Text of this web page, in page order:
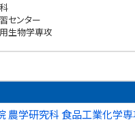
センター
生物学専攻
農学研究科 食品工業化学専